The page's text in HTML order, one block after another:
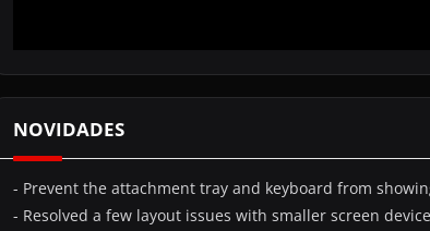
NOVIDADES
- Prevent the attachment tray and keyboard from
- Resolved a few layout issues with smaller screen